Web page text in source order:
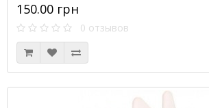
150.00 грн
0 отзывов